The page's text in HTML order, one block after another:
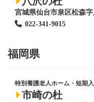
宮城県仙台市泉区松森字
022-341-9015
福岡県
特別養護老人ホーム ・短期
市崎の杜